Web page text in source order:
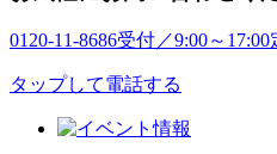
0120-11-8686受付／9:00～17:00
タップして電話する